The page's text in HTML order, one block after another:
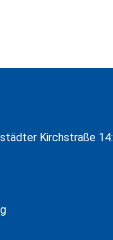
Kirchstraße 14: